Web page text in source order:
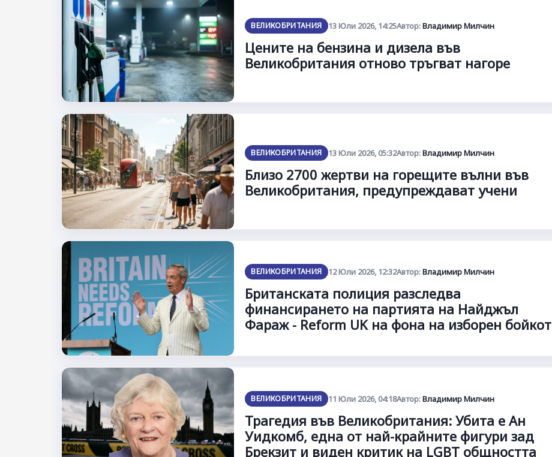
ВЕЛИКОБРИТАНИЯ 13 Юли 2026, 14:25Автор:Владимир Милчин
Цените на бензина и дизела във
Великобритания отново тръгват нагоре
ВЕЛИКОБРИТАНИЯ 13 Юли 2026, 05:32Автор:Владимир Милчин
Близо 2700 жертви на горещите вълни във
Великобритания, предупреждават учени
ВЕЛИКОБРИТАНИЯ 12 Юли 2026, 12:32Автор:Владимир Милчин
Британската полиция разследва
финансирането на партията на Найджъл
Фараж - Reform UK на фона на изборен бойкот
ВЕЛИКОБРИТАНИЯ 11 Юли 2026, 04:18Автор:Владимир Милчин
Трагедия във Великобритания: Убита е Ан
Уидкомб, една от най-крайните фигури зад
Брекзит и виден критик на LGBT общността